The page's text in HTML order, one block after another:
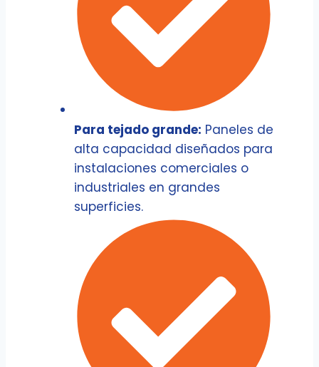
Para tejado grande: Paneles de
alta capacidad diseñados para
instalaciones comerciales o
industriales en grandes
superficies.